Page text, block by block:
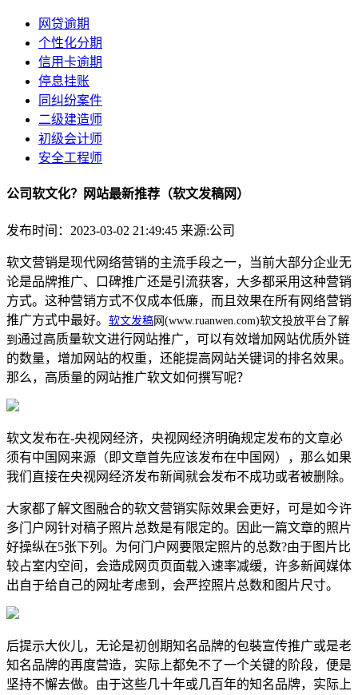
网贷逾期
个性化分期
信用卡逾期
停息挂账
同纠纷案件
二级建造师
初级会计师
安全工程师
公司软文化？网站最新推荐（软文发稿网）
发布时间：2023-03-02 21:49:45 来源:公司
软文营销是现代网络营销的主流手段之一，当前大部分企业无
论是品牌推广、口碑推广还是引流获客，大多都采用这种营销
方式。这种营销方式不仅成本低廉，而且效果在所有网络营销
推广方式中最好。 软文发稿网(www.ruanwen.com)软文投放平台了解
到 通过高质量软文进行网站推广，可以有效增加网站优质外链
的数量，增加网站的权重，还能提高网站关键词的排名效果。
那么，高质量的网站推广软文如何撰写呢？
软文发布在-央视网经济，央视网经济明确规定发布的文章必
须有中国网来源（即文章首先应该发布在中国网），那么如果
我们直接在央视网经济发布新闻就会发布不成功或者被删除。
大家都了解文图融合的软文营销实际效果会更好，可是如今许
多门户网针对稿子照片总数是有限定的。因此一篇文章的照片
好操纵在5张下列。为何门户网要限定照片的总数?由于图片比
较占室内空间，会造成网页页面载入速率减缓，许多新闻媒体
出自于给自己的网址考虑到，会严控照片总数和图片尺寸。
后提示大伙儿，无论是初创期知名品牌的包裝宣传推广或是老
知名品牌的再度营造，实际上都免不了一个关键的阶段，便是
坚持不懈去做。由于这些几十年或几百年的知名品牌，实际上